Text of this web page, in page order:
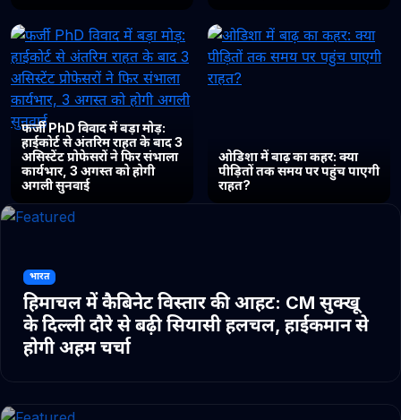
फर्जी PhD विवाद में बड़ा मोड़:
हाईकोर्ट से अंतरिम राहत के बाद 3
असिस्टेंट प्रोफेसरों ने फिर संभाला
कार्यभार, 3 अगस्त को होगी
अगली सुनवाई
ओडिशा में बाढ़ का कहर: क्या
पीड़ितों तक समय पर पहुंच पाएगी
राहत?
भारत
हिमाचल में कैबिनेट विस्तार की आहट: CM सुक्खू
के दिल्ली दौरे से बढ़ी सियासी हलचल, हाईकमान से
होगी अहम चर्चा